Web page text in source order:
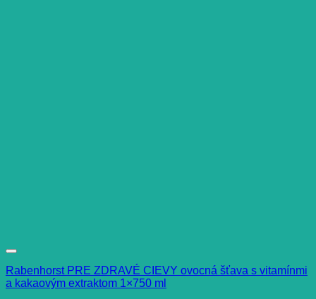
Rabenhorst PRE ZDRAVÉ CIEVY ovocná šťava s vitamínmi
a kakaovým extraktom 1×750 ml